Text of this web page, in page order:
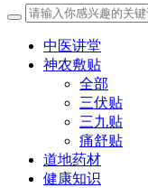
中医讲堂
神农敷贴
全部
三伏贴
三九贴
痛舒贴
道地药材
健康知识